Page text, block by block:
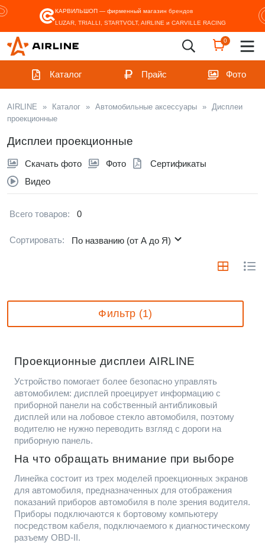
КАРВИЛЬШОП — фирменный магазин брендов
LUZAR, TRIALLI, STARTVOLT, AIRLINE и CARVILLE RACING
0
Каталог Прайс Фото
AIRLINE » Каталог » Автомобильные аксессуары » Дисплеи
проекционные
Дисплеи проекционные
Скачать фото Фото
Сертификаты
Видео
Всего товаров: 0
Сортировать: По названию (от А до Я)
Фильтр (1)
Проекционные дисплеи AIRLINE
Устройство помогает более безопасно управлять
автомобилем: дисплей проецирует информацию с
приборной панели на собственный антибликовый
дисплей или на лобовое стекло автомобиля, поэтому
водителю не нужно переводить взгляд с дороги на
приборную панель.
На что обращать внимание при выборе
Линейка состоит из трех моделей проекционных экранов
для автомобиля, предназначенных для отображения
показаний приборов автомобиля в поле зрения водителя.
Приборы подключаются к бортовому компьютеру
посредством кабеля, подключаемого к диагностическому
разъему OBD-II.